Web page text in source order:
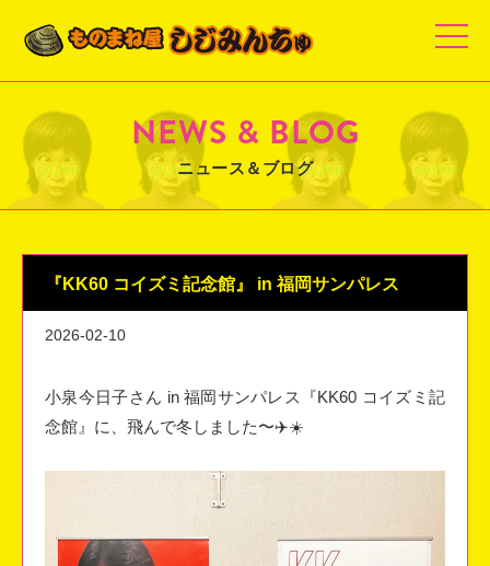
t
o
g
e
v
i
g
a
NEWS & BLOG
ニュース＆ブログ
『KK60 コイズミ記念館』 in 福岡サンパレス
2026-02-10
小泉今日子さん in 福岡サンパレス『KK60 コイズミ記
念館』に、飛んで冬しました〜✈️☀️